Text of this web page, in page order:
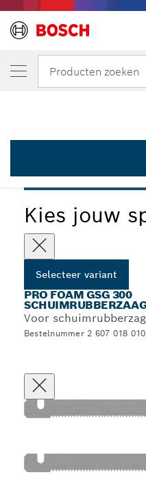
Producten zoeken
PRO
Kies jouw
Selecteer variant
PRO FOAM GSG 300
Voor
Bestelnummer 2 607 018 010
JOUW GESELECTEERDE VARIANT
PRO Foam
2 607 018 010